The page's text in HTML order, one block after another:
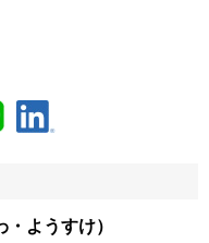
ようすけ）